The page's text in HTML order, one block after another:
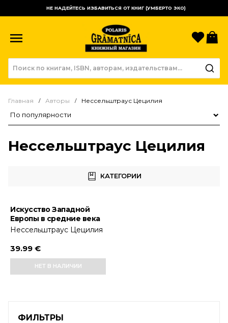
НЕ НАДЕЙТЕСЬ ИЗБАВИТЬСЯ ОТ КНИГ (УМБЕРТО ЭКО)
Главная Авторы Нессельштраус Цецилия
Нессельштраус Цецилия
КАТЕГОРИИ
ФИЛЬТРЫ
Искусство Западной
Европы в средние века
Нессельштраус Цецилия
39.99 €
НЕТ В НАЛИЧИИ